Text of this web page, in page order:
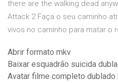
there are the walking dead
Attack 2 Faça o seu caminho
vivos no caminho para matar o
Abrir formato mkv
Baixar esquadrão suicida
Avatar filme completo dublado